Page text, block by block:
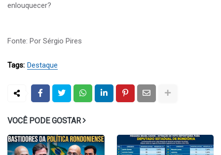
enlouquecer?
Fonte: Por Sérgio Pires
Tags: Destaque
VOCÊ PODE GOSTAR